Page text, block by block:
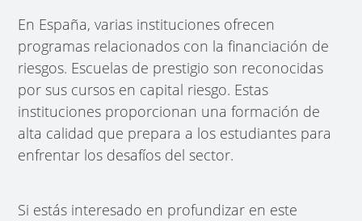
En España, varias instituciones ofrecen
programas relacionados con la financiación de
riesgos. Escuelas de prestigio son reconocidas
por sus cursos en capital riesgo. Estas
instituciones proporcionan una formación de
alta calidad que prepara a los estudiantes para
enfrentar los desafíos del sector.
Si estás interesado en profundizar en este